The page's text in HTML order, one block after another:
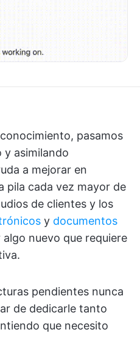
pasamos
y asimilando
a mejorar en
pila cada vez mayor de
de clientes y los
y documentos
algo nuevo que requiere
pendientes nunca
de dedicarle tanto
que necesito